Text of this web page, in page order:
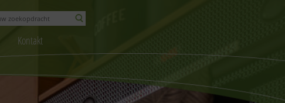
Kontakt